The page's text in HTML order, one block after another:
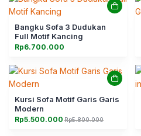
Bangku Sofa 3 Dudukan
Full Motif Kancing
Rp6.700.000
Kursi Sofa Motif Garis Garis
Modern
Rp5.800.000
Harga
Rp5.500.000
Harga